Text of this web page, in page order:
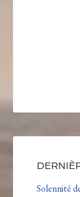
Solennité